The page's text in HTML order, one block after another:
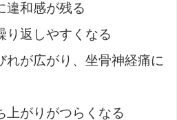
違和感が残る
り返しやすくなる
れが広がり、坐骨神経痛に
上がりがつらくなる